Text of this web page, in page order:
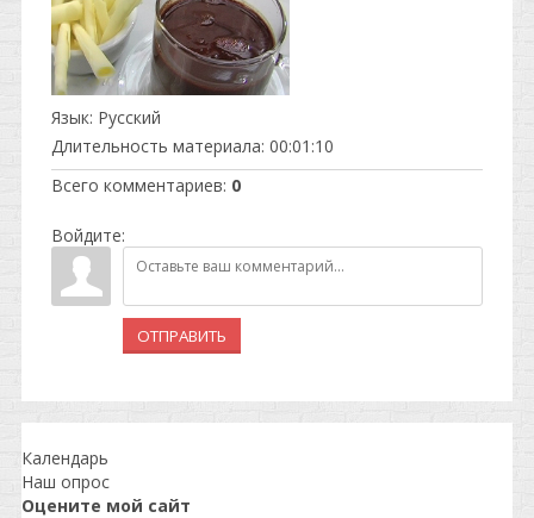
Язык: Русский
Длительность материала: 00:01:10
Всего комментариев: 0
Войдите:
ОТПРАВИТЬ
Календарь
Наш опрос
Оцените мой сайт